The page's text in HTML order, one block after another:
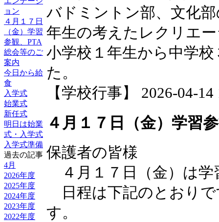
ョン
４月１７日
（金）学習
参観、PTA
総会等のご
案内
今日から給
食
入学式
始業式
新任式
明日は始業
式・入学式
入学式準備
過去の記事
4月
2026年度
2025年度
2024年度
2023年度
2022年度
バドミントン部、文化
年生の考えたレクリエ
小学校１年生から中学
た。
【学校行事】 2026-04-
４月１７日（金）学習
保護者の皆様
４月１７日（金）は学
日程は下記のとおり
す。